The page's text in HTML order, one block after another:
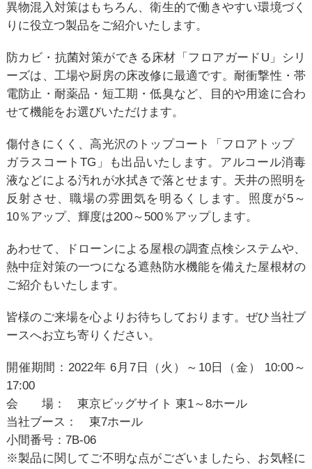
異物混入対策はもちろん、衛生的で働きやすい環境づく
りに役立つ製品をご紹介いたします。
防カビ・抗菌対策ができる床材「フロアガードU」シリ
ーズは、工場や厨房の床改修に最適です。耐衝撃性・帯
電防止・耐薬品・短工期・低臭など、目的や用途に合わ
せて機能をお選びいただけます。
傷付きにくく、高光沢のトップコート「フロアトップ
ガラスコートTG」も出品いたします。アルコール消毒
液などによる汚れが水拭きで落とせます。天井の照明を
反射させ、職場の雰囲気を明るくします。照度が5～
10％アップ、輝度は200～500％アップします。
あわせて、ドローンによる屋根の調査点検システムや、
熱中症対策の一つになる遮熱防水機能を備えた屋根材の
ご紹介もいたします。
皆様のご来場を心よりお待ちしております。ぜひ当社ブ
ースへお立ち寄りください。
開催期間：2022年 6月7日（火）～10日（金） 10:00～
17:00
会 場： 東京ビッグサイト 東1～8ホール
当社ブース： 東7ホール
小間番号：7B-06
※製品に関してご不明な点がございましたら、お気軽に